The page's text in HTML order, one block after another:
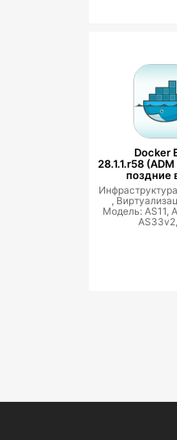
Docker
28.1.1.r58
поздние
,
Модель: AS11,